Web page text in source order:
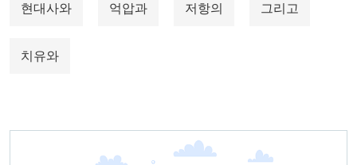
현대사와 억압과 저항의 그리고
치유와